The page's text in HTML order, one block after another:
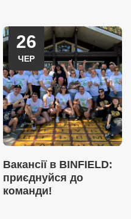
26
ЧЕР
Вакансії в BINFIELD:
приєднуйся до
команди!